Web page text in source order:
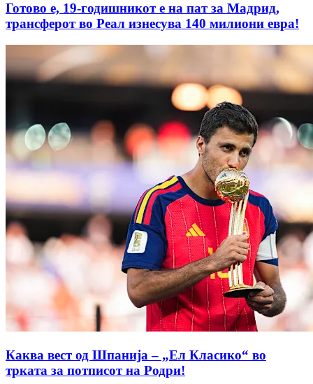
Готово е, 19-годишникот е на пат за Мадрид,
трансферот во Реал изнесува 140 милиони евра!
Каква вест од Шпанија – „Ел Класико“ во
трката за потписот на Родри!